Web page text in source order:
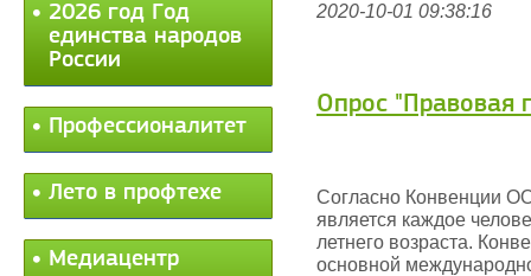
2026 год Год
единства народов
России
Профессионалитет
Лето в профтехе
Медиацентр
2020-10-01 09:38:16
Опрос "Правовая
Согласно Конвенции
является каждое
летнего возраста.
основной